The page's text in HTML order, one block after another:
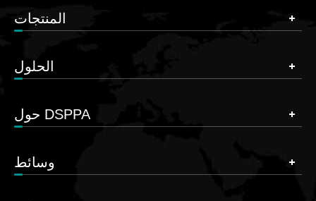
المنتجات
الحلول
حول DSPPA
وسائط